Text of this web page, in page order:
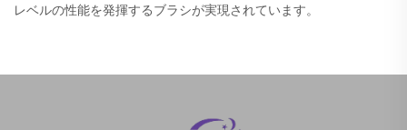
レベルの性能を発揮するブラシが実現されています。